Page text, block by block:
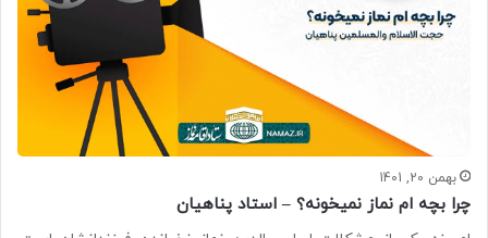
بهمن 20, 1401
چرا بچه ام نماز نمیخونه؟ – استاد پناهیان